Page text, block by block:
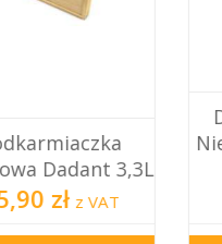
Nierdzewny 0,4 Mm -
250 G
30,90 zł